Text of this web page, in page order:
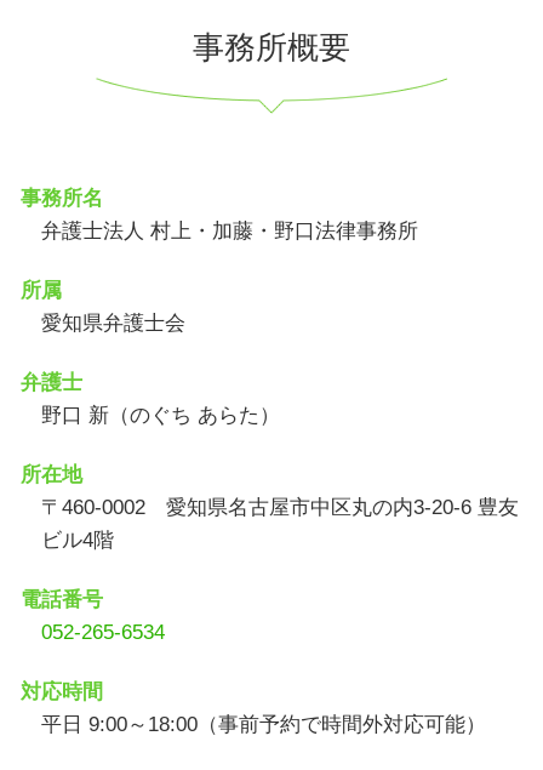
事務所概要
事務所名
弁護士法人 村上・加藤・野口法律事務所
所属
愛知県弁護士会
弁護士
野口 新（のぐち あらた）
所在地
〒460-0002 愛知県名古屋市中区丸の内3-20-6 豊友
ビル4階
電話番号
052-265-6534
対応時間
平日 9:00～18:00（事前予約で時間外対応可能）